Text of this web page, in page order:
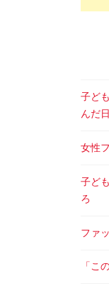
子ど
んだ日
女性
子ど
ろ
ファ
「こ